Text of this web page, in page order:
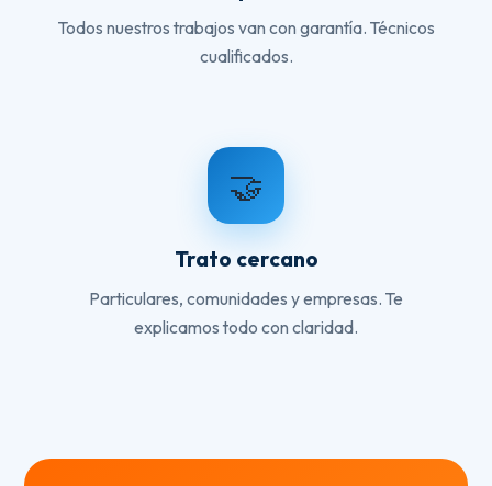
Todos nuestros trabajos van con garantía. Técnicos
cualificados.
🤝
Trato cercano
Particulares, comunidades y empresas. Te
explicamos todo con claridad.